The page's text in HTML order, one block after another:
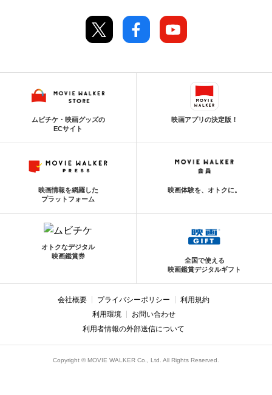
ムビチケ・映画グッズの
ECサイト
映画アプリの決定版！
映画情報を網羅した
プラットフォーム
映画体験を、オトクに。
オトクなデジタル
映画鑑賞券
全国で使える
映画鑑賞デジタルギフト
会社概要 プライバシーポリシー
利用規約
利用環境
お問い合わせ
利用者情報の外部送信について
Copyright © MOVIE WALKER Co., Ltd. All Rights Reserved.